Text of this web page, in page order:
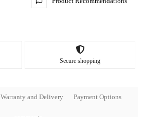
Secure shopping
Warranty and Delivery Payment Options